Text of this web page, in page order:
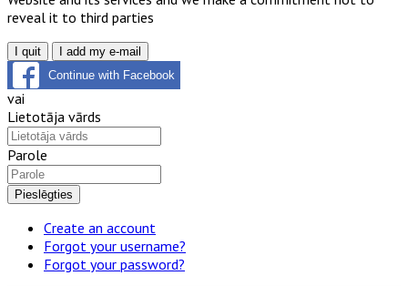
reveal it to third parties
I quit
I add my e-mail
Continue with Facebook
vai
Lietotāja vārds
Parole
Pieslēgties
Create an account
Forgot your username?
Forgot your password?